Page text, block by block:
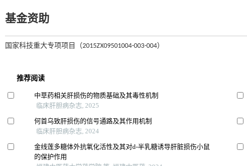
基金资助
国家科技重大专项项目（2015ZX09501004-003-004）